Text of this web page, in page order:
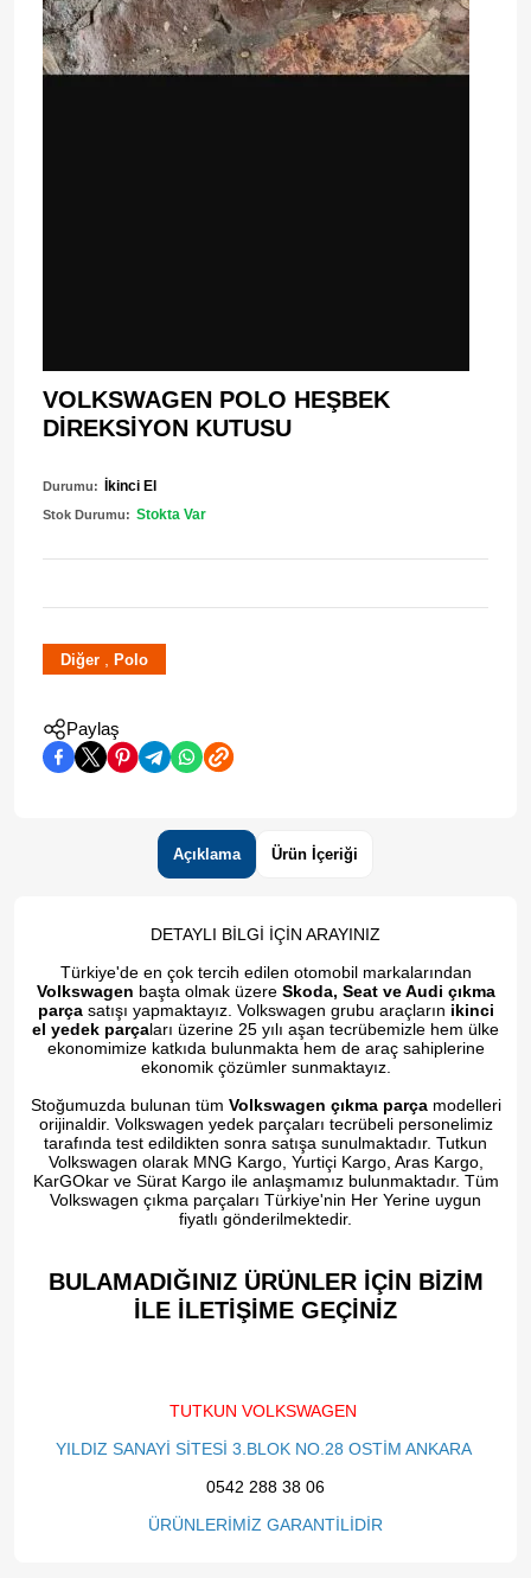
VOLKSWAGEN POLO HEŞBEK
DİREKSİYON KUTUSU
Durumu: İkinci El
Stok Durumu: Stokta Var
Diğer , Polo
Paylaş
Açıklama Ürün İçeriği
DETAYLI BİLGİ İÇİN ARAYINIZ
Türkiye'de en çok tercih edilen otomobil markalarından
Volkswagen başta olmak üzere Skoda, Seat ve Audi çıkma
parçasatışı yapmaktayız. Volkswagen grubu araçların ikinci
el yedek parçaları üzerine 25 yılı aşan tecrübemizle hem ülke
ekonomimize katkıda bulunmakta hem de araç sahiplerine
ekonomik çözümler sunmaktayız.
Stoğumuzda bulunan tüm Volkswagen çıkma parçamodelleri
orijinaldir. Volkswagen yedek parçaları tecrübeli personelimiz
tarafında test edildikten sonra satışa sunulmaktadır. Tutkun
Volkswagen olarak MNG Kargo, Yurtiçi Kargo, Aras Kargo,
KarGOkar ve Sürat Kargo ile anlaşmamız bulunmaktadır. Tüm
Volkswagen çıkma parçaları Türkiye'nin Her Yerine uygun
fiyatlı gönderilmektedir.
BULAMADIĞINIZ ÜRÜNLER İÇİN BİZİM
İLE İLETİŞİME GEÇİNİZ​
TUTKUN VOLKSWAGEN
YILDIZ SANAYİ SİTESİ 3.BLOK NO.28 OSTİM ANKARA
0542 288 38 06
ÜRÜNLERİMİZ GARANTİLİDİR